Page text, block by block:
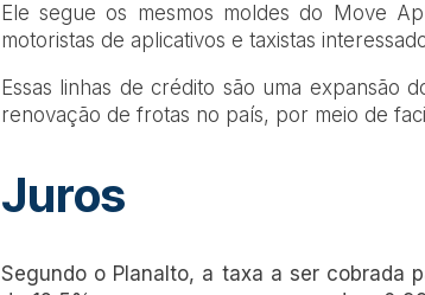
Ele segue os mesmos moldes do Move
motoristas de aplicativos e taxistas
Essas linhas de crédito são uma expansão
renovação de frotas no país, por meio de
Juros
Segundo o Planalto, a taxa a ser cobrada